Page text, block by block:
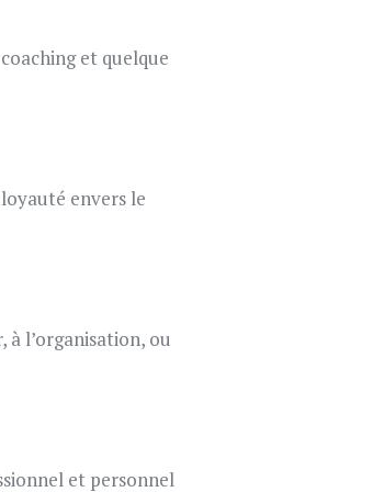
et quelque
envers le
à l’organisation, ou
et personnel